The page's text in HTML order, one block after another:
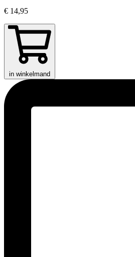
€ 14,95
in winkelmand